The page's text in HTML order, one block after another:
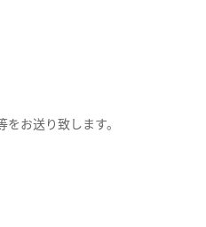
お送り致します。